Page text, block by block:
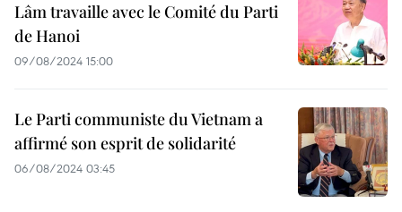
Lâm travaille avec le Comité du Parti
de Hanoi
09/08/2024 15:00
Le Parti communiste du Vietnam a
affirmé son esprit de solidarité
06/08/2024 03:45